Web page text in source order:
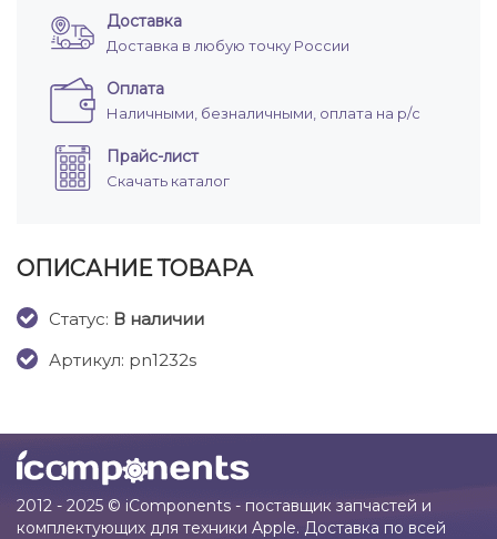
Доставка
Доставка в любую точку России
Оплата
Наличными, безналичными, оплата на р/с
Прайс-лист
Скачать каталог
ОПИСАНИЕ ТОВАРА
Cтатус: В наличии
Артикул: pn1232s
2012 - 2025 © iComponents - поставщик запчастей и
комплектующих для техники Apple. Доставка по всей